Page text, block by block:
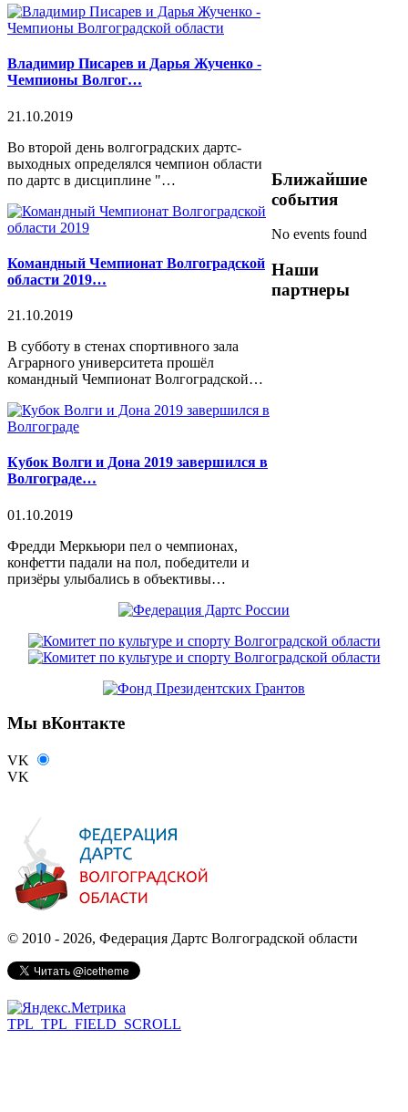
Владимир Писарев и Дарья Жученко -
Чемпионы Волгог…
21.10.2019
Во второй день волгоградских дартс-
выходных определялся чемпион области
по дартс в дисциплине "…
Командный Чемпионат Волгоградской
области 2019…
21.10.2019
В субботу в стенах спортивного зала
Аграрного университета прошёл
командный Чемпионат Волгоградской…
Кубок Волги и Дона 2019 завершился в
Волгограде…
01.10.2019
Фредди Меркьюри пел о чемпионах,
конфетти падали на пол, победители и
призёры улыбались в объективы…
Ближайшие
события
No events found
Наши
партнеры
Мы вКонтакте
VK
VK
© 2010 - 2026, Федерация Дартс Волгоградской области
TPL_TPL_FIELD_SCROLL